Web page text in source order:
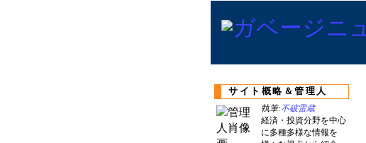
サイト概略＆管理人
執筆:不破雷蔵
経済・投資分野を中心
に多種多様な情報を